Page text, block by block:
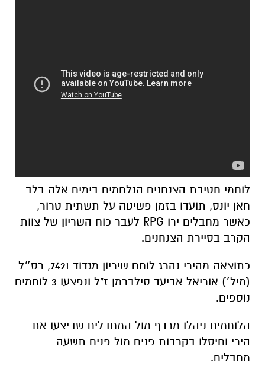
לוחמי חטיבת הצנחנים הנלחמים בימים אלה בלב
חאן יונס, תועדו בזמן פשיטה על תשתית טרור,
כאשר מחבלים ירו RPG לעבר כוח השריון של צוות
הקרב בסיירת הצנחנים.
כתוצאה מהירי נהרג לוחם שיריון מגדוד 7421, רס״ל
(מיל׳) אוריאל אביעד סילברמן ז"ל ונפצעו 3 לוחמים
נוספים.
הלוחמים ניהלו מרדף מול המחבלים שביצעו את
הירי וחיסלו בקרבות פנים מול פנים תשעה
מחבלים.